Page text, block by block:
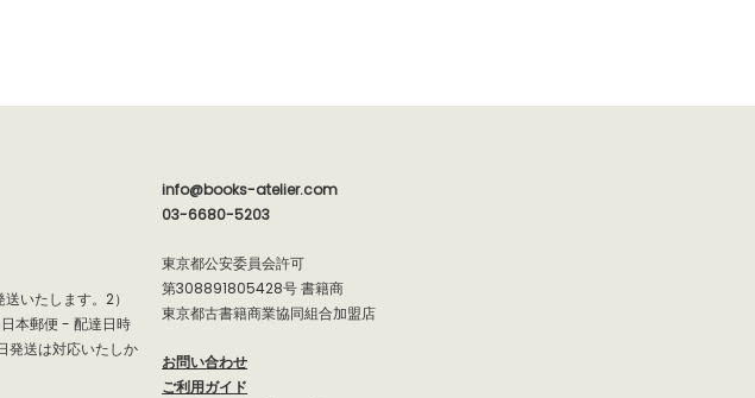
いたします。2）
本郵便 - 配達日時
発送は対応いたしか
info@books-atelier.com
03-6680-5203
東京都公安委員会許可
第308891805428号 書籍商
東京都古書籍商業協同組合加盟店
お問い合わせ
ご利用ガイド